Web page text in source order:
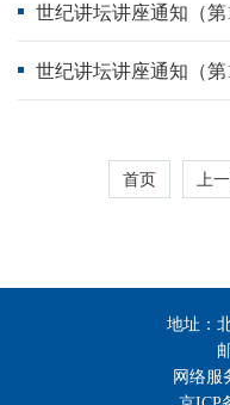
世纪讲坛讲座通知（第
世纪讲坛讲座通知（第
首页 上
地址：
网络服